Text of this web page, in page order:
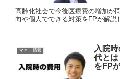
高齢化社会で今後医療費の増加が
向や個人でできる対策をFPが解説
マネー情報
入院
代と
をFP